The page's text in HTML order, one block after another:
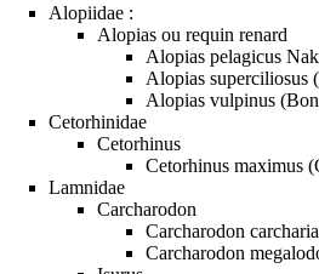
Alopiidae :
Alopias ou requin renard
Alopias pelagicus
Alopias superciliosus
Alopias vulpinus
Cetorhinidae
Cetorhinus
Cetorhinus maximus
Lamnidae
Carcharodon
Carcharodon
Carcharodon